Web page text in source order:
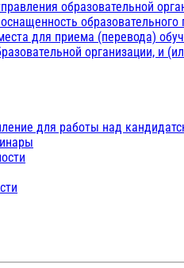
образовательной
для приема (перевода)
организации, и
для работы над